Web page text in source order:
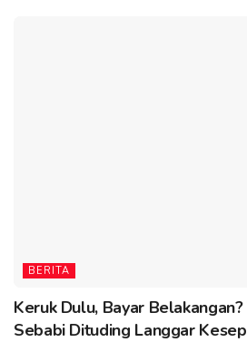
BERITA
Keruk Dulu, Bayar
Sebabi Dituding Langgar